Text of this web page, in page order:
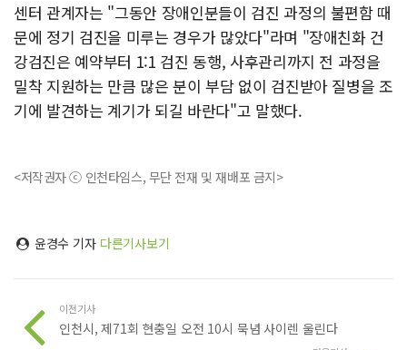
센터 관계자는 "그동안 장애인분들이 검진 과정의 불편함 때
문에 정기 검진을 미루는 경우가 많았다"라며 "장애친화 건
강검진은 예약부터 1:1 검진 동행, 사후관리까지 전 과정을
밀착 지원하는 만큼 많은 분이 부담 없이 검진받아 질병을 조
기에 발견하는 계기가 되길 바란다"고 말했다.
<저작권자 ⓒ 인천타임스, 무단 전재 및 재배포 금지>
윤경수 기자 다른기사보기
이전기사
인천시, 제71회 현충일 오전 10시 묵념 사이렌 울린다